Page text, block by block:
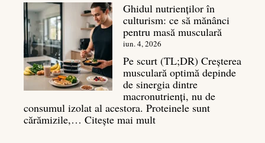
Ghid
complet
pentru
3D
Ghidul nutrienților în
culturism: ce să mănânci
pentru masă musculară
iun. 4, 2026
Pe scurt (TL;DR) Creșterea
musculară optimă depinde
de sinergia dintre
macronutrienți, nu de
consumul izolat al acestora. Proteinele sunt
cărămizile,… Citește mai mult: